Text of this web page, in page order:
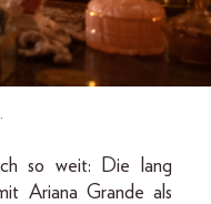
so weit: Die lang
Ariana Grande als